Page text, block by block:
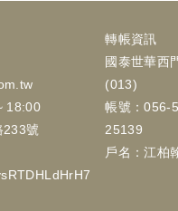
18:00
233號
轉帳資訊
國泰世華西
(013)
帳號：056-
25139
戶名：江柏